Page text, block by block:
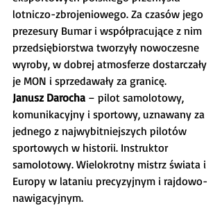
lotniczo-zbrojeniowego. Za czasów jego
prezesury Bumar i współpracujące z nim
przedsiębiorstwa tworzyły nowoczesne
wyroby, w dobrej atmosferze dostarczały
je MON i sprzedawały za granicę.
Janusz Darocha – pilot samolotowy,
komunikacyjny i sportowy, uznawany za
jednego z najwybitniejszych pilotów
sportowych w historii. Instruktor
samolotowy. Wielokrotny mistrz świata i
Europy w lataniu precyzyjnym i rajdowo-
nawigacyjnym.